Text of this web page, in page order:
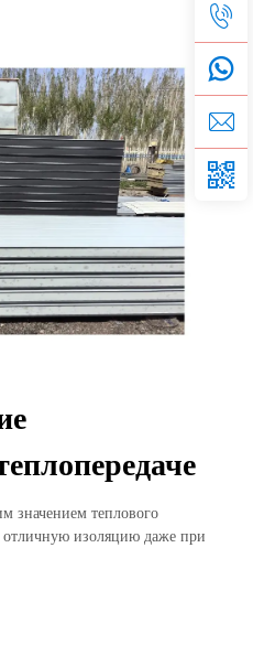
значением теплового
отличную изоляцию даже при